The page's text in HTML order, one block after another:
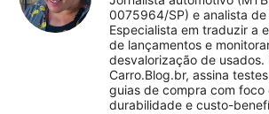
0075964/SP) e analista de
Especialista em traduzir a
de lançamentos e
desvalorização de usados.
Carro.Blog.br, assina
guias de compra com foco
durabilidade e custo-